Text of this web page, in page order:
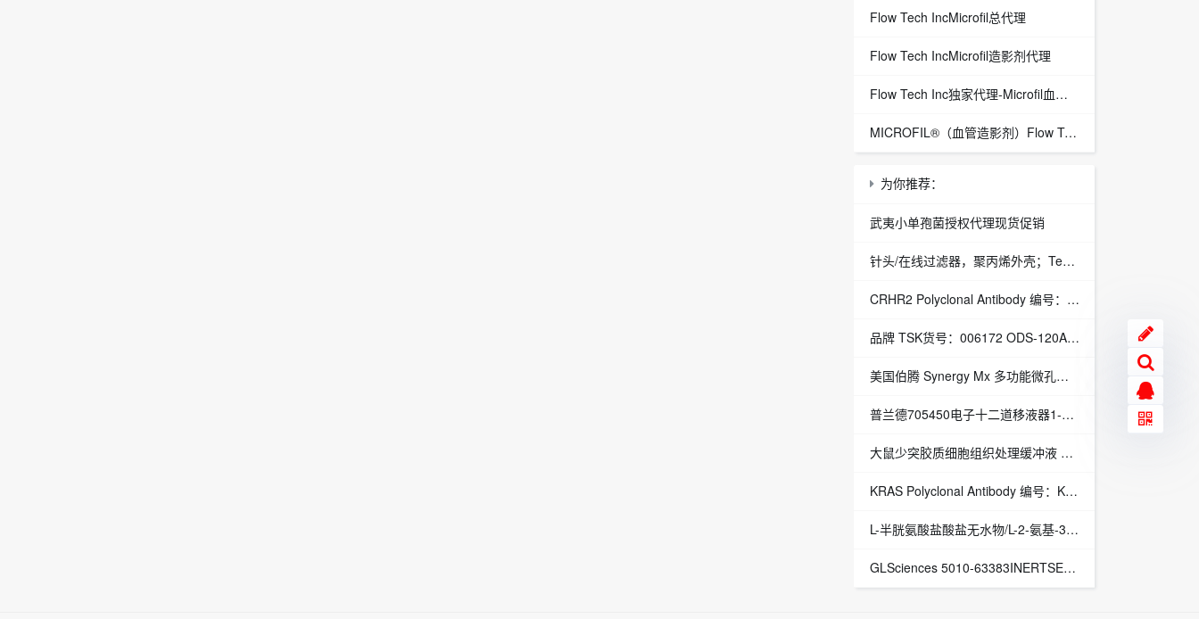
Flow Tech IncMicrofil总代理
Flow Tech IncMicrofil造影剂代理
Flow Tech Inc独家代理-Microfil血管造影剂-现货供应
MICROFIL®（血管造影剂）Flow Tech, Inc.公司中国代理
为你推荐：
武夷小单孢菌授权代理现货促销
针头/在线过滤器，聚丙烯外壳；Teflon*PTFE滤膜，孔径0.45umDS0222-0045| 授权代理
CRHR2 Polyclonal Antibody 编号：K000449P
品牌 TSK货号：006172 ODS-120A 21.5300 ODS-120A 21.5300 - 授权代理
美国伯腾 Synergy Mx 多功能微孔板检测仪授权代理现货促销
普兰德705450电子十二道移液器1-20ul授权代理现货促销
大鼠少突胶质细胞组织处理缓冲液 编号：3-7717
KRAS Polyclonal Antibody 编号：K002381P
L-半胱氨酸盐酸盐无水物/L-2-氨基-3-巯基丙酸盐酸盐授权代理现货促销
GLSciences 5010-63383INERTSEPLSCAL-B500MG50/Box INERTSEPLSCAL-B500MG 50/Box - 授权代理